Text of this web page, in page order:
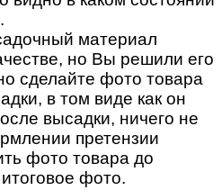
материал
но Вы решили его
сделайте фото товара
в том виде как он
высадки, ничего не
претензии
фото товара до
фото.